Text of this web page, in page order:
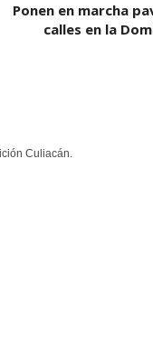
Ponen en marcha
calles en la
Culiacán.